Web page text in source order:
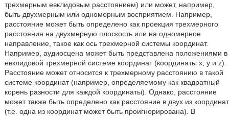
трехмерным евклидовым расстоянием) или может, например,
быть двухмерным или одномерным восприятием. Например,
расстояние может быть определено как проекция трехмерного
расстояния на двухмерную плоскость или на одномерное
направление, такое как ось трехмерной системы координат.
Например, аудиосцена может быть представлена положениями в
евклидовой трехмерной системе координат (координаты x, y и z).
Расстояние может относится к трехмерному расстоянию в такой
системе координат (например, определяемому как квадратный
корень разности для каждой координаты). Однако, расстояние
может также быть определено как расстояние в двух из координат
(т.е. одна из координат может быть проигнорирована). В